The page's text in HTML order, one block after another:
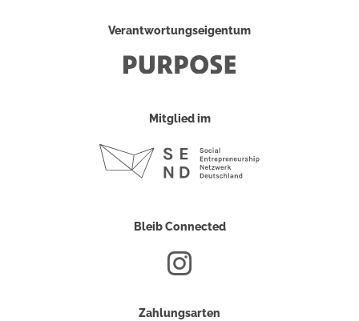
Verantwortungseigentum
Mitglied im
Bleib Connected
Zahlungsarten